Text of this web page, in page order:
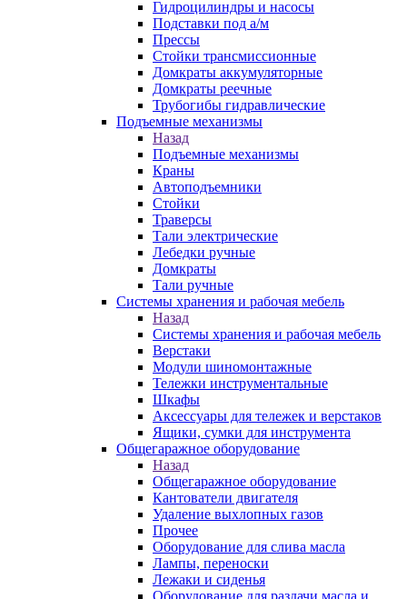
Гидроцилиндры и насосы
Подставки под а/м
Прессы
Стойки трансмиссионные
Домкраты аккумуляторные
Домкраты реечные
Трубогибы гидравлические
Подъемные механизмы
Назад
Подъемные механизмы
Краны
Автоподъемники
Стойки
Траверсы
Тали электрические
Лебедки ручные
Домкраты
Тали ручные
Системы хранения и рабочая мебель
Назад
Системы хранения и рабочая мебель
Верстаки
Модули шиномонтажные
Тележки инструментальные
Шкафы
Аксессуары для тележек и верстаков
Ящики, сумки для инструмента
Общегаражное оборудование
Назад
Общегаражное оборудование
Кантователи двигателя
Удаление выхлопных газов
Прочее
Оборудование для слива масла
Лампы, переноски
Лежаки и сиденья
Оборудование для раздачи масла и